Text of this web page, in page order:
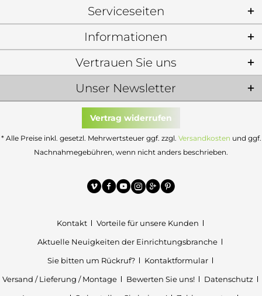
Serviceseiten
Informationen
Unser Newsletter
Vertrauen Sie uns
Vertrag widerrufen
* Alle Preise inkl. gesetzl. Mehrwertsteuer ggf. zzgl. Versandkosten und ggf.
Nachnahmegebühren, wenn nicht anders beschrieben.
Kontakt
Vorteile für unsere Kunden
Aktuelle Neuigkeiten der Einrichtungsbranche
Sie bitten um Rückruf?
Kontaktformular
Versand / Lieferung / Montage
Bewerten Sie uns!
Datenschutz